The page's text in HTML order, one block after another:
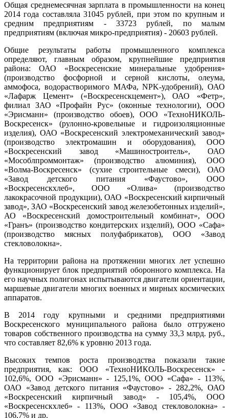
Общая среднемесячная зарплата в промышленности на конец
2014 года составляла 31045 рублей, при этом по крупным и
средним предприятиям - 33723 рублей, по малым
предприятиям (включая микро-предприятия) - 20603 рублей.
Общие результаты работы промышленного комплекса
определяют, главным образом, крупнейшие предприятия
района: ОАО «Воскресенские минеральные удобрения»
(производство фосфорной и серной кислоты, олеума,
аммофоса, водорастворимого МАФа, NPK-удобрений), ОАО
«Лафарж Цемент» («Воскресенскцемент»), ОАО «Фетр»,
филиал ЗАО «Профайн Рус» (оконные технологии), ООО
«Эрисманн» (производство обоев), ООО «ТехноНИКОЛЬ-
Воскресенск» (рулонно-кровельные и гидроизоляционные
изделия), ОАО «Воскресенский электромеханический завод»
(производство электромашин и оборудования), ООО
«Воскресенский завод «Машиностроитель», ОАО
«Мособлпроммонтаж» (производство алюминия), ООО
«Волма-Воскресенск» (сухие строительные смеси), ОАО
«Завод детского питания «Фаустово», ООО
«Воскресенскхлеб», ООО «Олива» (производство
лакокрасочной продукции), ОАО «Воскресенский кирпичный
завод», ЗАО «Воскресенский завод железобетонных изделий»,
АО «Воскресенский домостроительный комбинат», ООО
«Гранъ» (производство кондитерских изделий), ООО «Cафа»
(производство мясных полуфабрикатов), ООО «Завод
стекловолокна».
На территории района на протяжении многих лет успешно
функционирует блок предприятий оборонного комплекса. На
его научных полигонах испытываются двигатели ориентации,
маршевые двигатели многих военных и мирных космических
аппаратов.
В 2014 году крупными и средними предприятиями
Воскресенского муниципального района было отгружено
товаров собственного производства на сумму 33,3 млрд. руб.,
что составляет 82,6% к уровню 2013 года.
Высоких темпов роста производства показали такие
предприятия, как: ООО «ТехноНИКОЛЬ-Воскресенск» -
102,6%, ООО «Эрисманн» - 125,1%, ООО «Cафа» - 113%,
ОАО «Завод детского питания «Фаустово» - 282,2%, ОАО
«Воскресенский кирпичный завод» - 105,4%, ООО
«Воскресенскхлеб» - 113%, ООО «Завод стекловолокна» -
106,7% и др.